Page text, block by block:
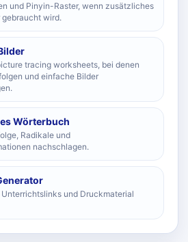
und Pinyin-Raster, wenn zusätzliches
gebraucht wird.
tracing worksheets, bei denen
und einfache Bilder
Wörterbuch
Radikale und
nachschlagen.
und Druckmaterial